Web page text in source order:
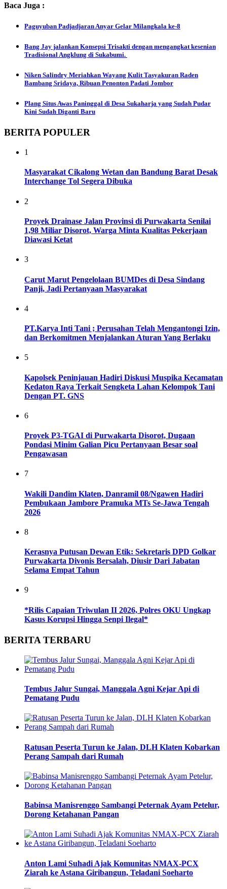
Baca Juga :
Paguyuban Padjadjaran Anyar Gelar Milangkala ke-8
Bang Jay jalankan Konsepsi Trisakti dengan mengangkat kesenian
Tradisional Angklung di Sukabumi.
Niken Salindry Meriahkan Wayang Kulit Tasyakuran Raden
Bambang Sridaya, Ribuan Penonton Padati Jombor
Plang Situs Awas Paninggal di Desa Sukaharja yang Sudah Pudar
Kini Sudah Diganti Baru
BERITA POPULER
1
Masyarakat Cikalong Wetan dan Bandung Barat Desak
Interchange Tol Segera Dibuka
2
Proyek Drainase Jalan Provinsi di Purwakarta Senilai
1,98 Miliar Disorot, Warga Minta Kualitas Pekerjaan
Diawasi Ketat
3
Carut Marut Pengelolaan BUMDes di Desa Sindang
Panji, Jadi Pertanyaan Masyarakat
4
PT.Karya Inti Tani ; Perusahan Telah Mengantongi Izin,
dan Berkomitmen Menjalankan Aturan Yang Berlaku
5
Kapolsek Peninjauan Hadiri Diskusi Muspika Kecamatan
Kedaton Raya Terkait Sengketa Lahan Kelompok Tani
Dengan PT. GNS
6
Proyek P3-TGAI di Purwakarta Disorot, Dugaan
Pondasi Minim Galian Picu Pertanyaan Besar soal
Pengawasan
7
Wakili Dandim Klaten, Danramil 08/Ngawen Hadiri
Pembukaan Jambore Pramuka MTs Se-Jawa Tengah
2026
8
Kerasnya Putusan Dewan Etik: Sekretaris DPD Golkar
Purwakarta Divonis Bersalah, Diusir Dari Jabatan
Selama Empat Tahun
9
*Rilis Capaian Triwulan II 2026, Polres OKU Ungkap
Kasus Korupsi Hingga Senpi Ilegal*
BERITA TERBARU
Tembus Jalur Sungai, Manggala Agni Kejar Api di
Pematang Pudu
Ratusan Peserta Turun ke Jalan, DLH Klaten Kobarkan
Perang Sampah dari Rumah
Babinsa Manisrenggo Sambangi Peternak Ayam Petelur,
Dorong Ketahanan Pangan
Anton Lami Suhadi Ajak Komunitas NMAX-PCX
Ziarah ke Astana Giribangun, Teladani Soeharto